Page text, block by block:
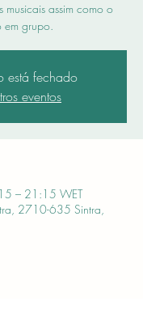
musicais assim como o
em grupo.
está fechado
eventos
– 21:15 WET
2710-635 Sintra,